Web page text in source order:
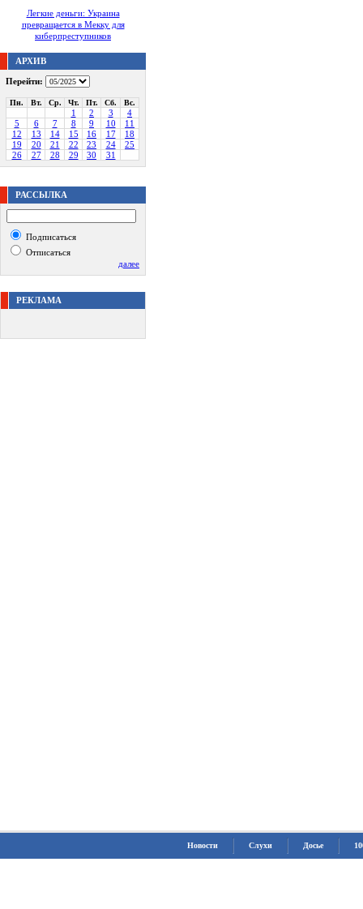
Легкие деньги: Украина
превращается в Мекку для
киберпреступников
АРХИВ
Перейти:
Пн. Вт. Ср. Чт. Пт. Сб. Вс.
1 2 3
4
5
6 7 8 9 10
11
12
13 14 15 16 17
18
19
20 21 22 23 24
25
26
27 28 29 30 31
РАССЫЛКА
Подписаться
Отписаться
далее
РЕКЛАМА
Новости Слухи Досье